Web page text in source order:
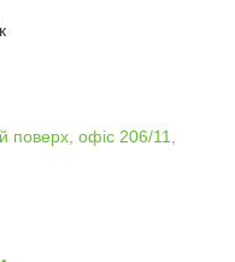
поверх, офіс 206/11,